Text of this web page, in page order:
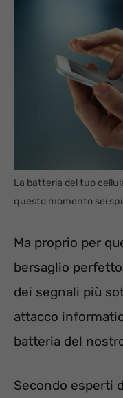
La batteria del tuo
questo momento sei
Ma proprio per
bersaglio
dei segnali più
attacco
batteria del
Secondo esperti